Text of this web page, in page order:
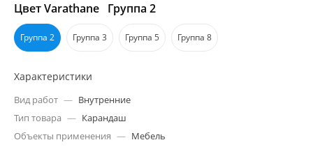
Цвет Varathane Группа 2
Группа 2 Группа 3 Группа 5 Группа 8
Характеристики
Вид работ — Внутренние
Тип товара — Карандаш
Объекты применения — Мебель